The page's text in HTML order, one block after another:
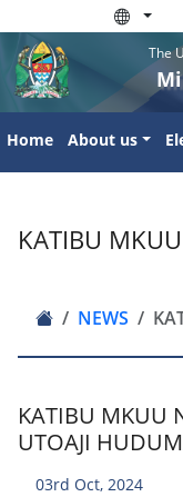
The
Home About us
KATIBU
NEWS
KATIBU MKUU
UTOAJI
03rd Oct, 2024